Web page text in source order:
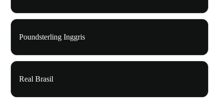
Poundsterling Inggris
Real Brasil